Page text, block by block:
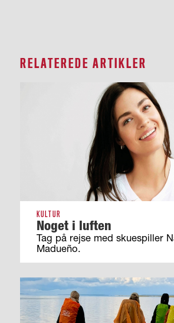
RELATEREDE ARTIKLER
KULTUR
Noget i luften
Tag på rejse med skuespiller
Madueño.